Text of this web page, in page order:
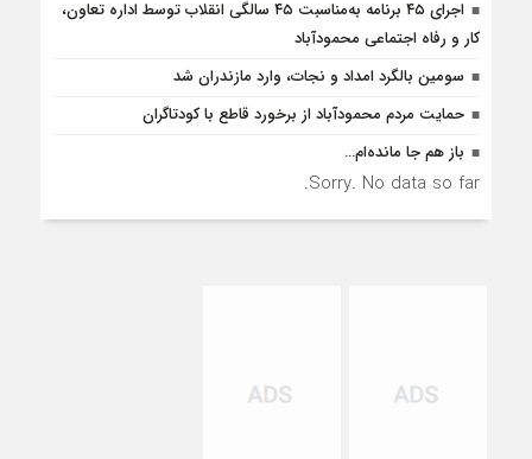
اجرای ۴۵ برنامه به‌مناسبت ۴۵ سالگی انقلاب توسط اداره تعاون،
کار و رفاه اجتماعی محمودآباد
سومین بالگرد امداد و نجات، وارد مازندران شد
حمایت مردم محمودآباد از برخورد قاطع با کودتاگران
باز هم جا مانده‌ام…
Sorry. No data so far.